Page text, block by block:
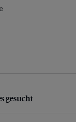
gesucht